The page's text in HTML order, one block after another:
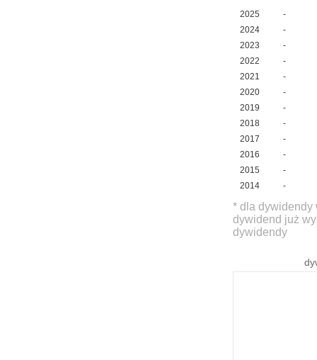
2025
-
2024
-
2023
-
2022
-
2021
-
2020
-
2019
-
2018
-
2017
-
2016
-
2015
-
2014
-
* dla dywidendy
dywidend już
dywidendy